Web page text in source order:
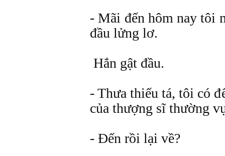
- Mãi đến hôm nay tôi
đầu lửng lơ.
Hắn gật đầu.
- Thưa thiếu tá, tôi có
của thượng sĩ thường
- Đến rồi lại về?